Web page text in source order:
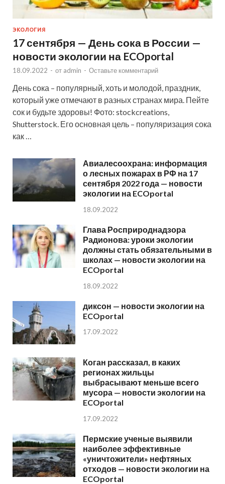
ЭКОЛОГИЯ
17 сентября — День сока в России —
новости экологии на ECOportal
18.09.2022 - от admin - Оставьте комментарий
День сока – популярный, хоть и молодой, праздник,
который уже отмечают в разных странах мира. Пейте
сок и будьте здоровы! Фото: stockcreations,
Shutterstock. Его основная цель – популяризация сока
как …
Авиалесоохрана: информация
о лесных пожарах в РФ на 17
сентября 2022 года — новости
экологии на ECOportal
18.09.2022
Глава Росприроднадзора
Радионова: уроки экологии
должны стать обязательными в
школах — новости экологии на
ECOportal
18.09.2022
диксон — новости экологии на
ECOportal
17.09.2022
Коган рассказал, в каких
регионах жильцы
выбрасывают меньше всего
мусора — новости экологии на
ECOportal
17.09.2022
Пермские ученые выявили
наиболее эффективные
«уничтожители» нефтяных
отходов — новости экологии на
ECOportal